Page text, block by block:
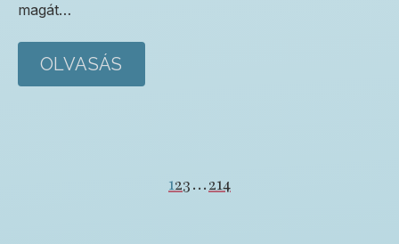
magát…
OLVASÁS
123…214